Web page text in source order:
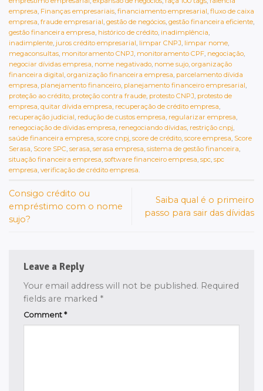
empresa, Finanças empresariais, financiamento empresarial, fluxo de caixa
empresa, fraude empresarial, gestão de negócios, gestão financeira eficiente,
gestão financeira empresa, histórico de crédito, inadimplência,
inadimplente, juros crédito empresarial, limpar CNPJ, limpar nome,
megaconsultas, monitoramento CNPJ, monitoramento CPF, negociação,
negociar dívidas empresa, nome negativado, nome sujo, organização
financeira digital, organização financeira empresa, parcelamento dívida
empresa, planejamento financeiro, planejamento financeiro empresarial,
proteção ao crédito, proteção contra fraude, protesto CNPJ, protesto de
empresa, quitar dívida empresa, recuperação de crédito empresa,
recuperação judicial, redução de custos empresa, regularizar empresa,
renegociação de dívidas empresa, renegociando dívidas, restrição cnpj,
saúde financeira empresa, score cnpj, score de crédito, score empresa, Score
Serasa, Score SPC, serasa, serasa empresa, sistema de gestão financeira,
situação financeira empresa, software financeiro empresa, spc, spc
empresa, verificação de crédito empresa.
Consigo crédito ou
empréstimo com o nome
sujo?
Saiba qual é o primeiro
passo para sair das dívidas
Leave a Reply
Your email address will not be published. Required
fields are marked *
Comment *